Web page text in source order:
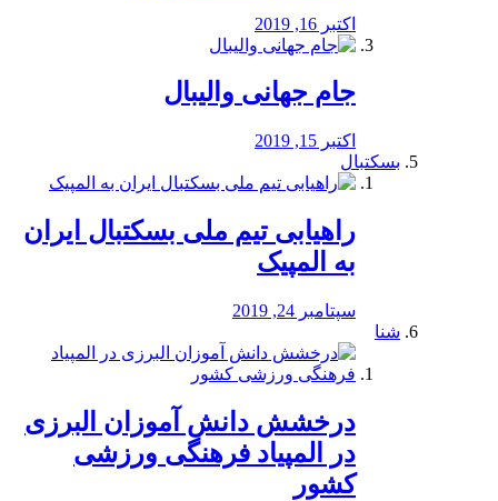
اکتبر 16, 2019
جام جهانی والیبال
اکتبر 15, 2019
بسکتبال
راهیابی تیم ملی بسکتبال ایران
به المپیک
سپتامبر 24, 2019
شنا
درخشش دانش آموزان البرزی
در المپیاد فرهنگی ورزشی
کشور